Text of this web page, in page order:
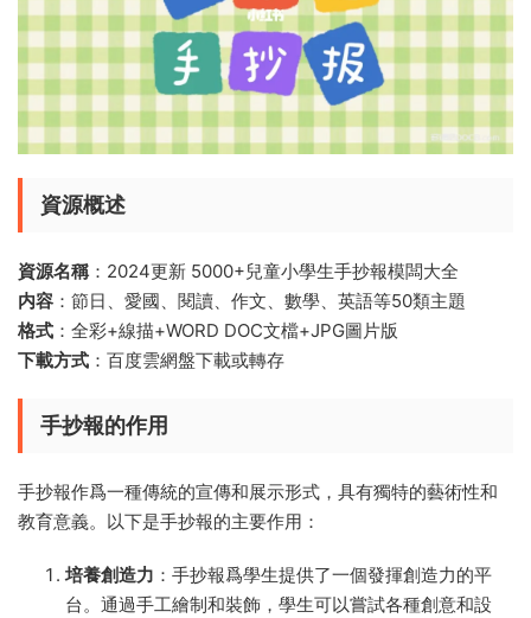
資源概述
資源名稱：2024更新 5000+兒童小學生手抄報模闆大全
内容 ：節日、愛國、閱讀、作文、數學、英語等50類主題
格式 ：全彩+線描+WORD DOC文檔+JPG圖片版
下載方式 ：百度雲網盤下載或轉存
手抄報的作用
手抄報作爲一種傳統的宣傳和展示形式，具有獨特的藝術性和
教育意義。以下是手抄報的主要作用：
培養創造力 ：手抄報爲學生提供了一個發揮創造力的平
台。通過手工繪制和裝飾，學生可以嘗試各種創意和設